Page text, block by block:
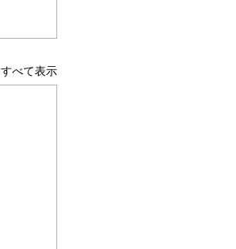
すべて表示